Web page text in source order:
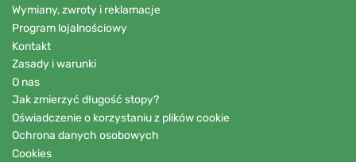
Wymiany, zwroty i reklamacje
Program lojalnościowy
Kontakt
Zasady i warunki
O nas
Jak zmierzyć długość stopy?
Oświadczenie o korzystaniu z plików cookie
Ochrona danych osobowych
Cookies